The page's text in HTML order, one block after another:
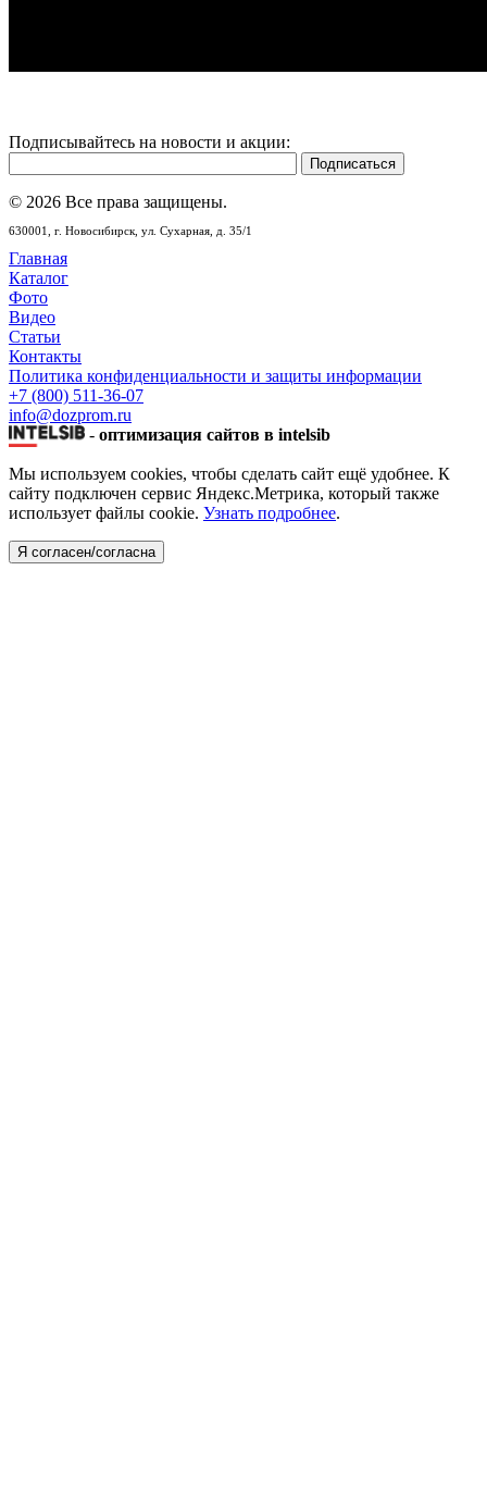
Подписывайтесь на новости и акции:
© 2026 Все права защищены.
630001, г. Новосибирск, ул. Сухарная, д. 35/1
Главная
Каталог
Фото
Видео
Статьи
Контакты
Политика конфиденциальности и защиты информации
+7 (800) 511-36-07
info@dozprom.ru
- оптимизация сайтов в intelsib
Мы используем cookies, чтобы сделать сайт ещё удобнее. К
сайту подключен сервис Яндекс.Метрика, который также
использует файлы cookie. Узнать подробнее.
Я согласен/согласна